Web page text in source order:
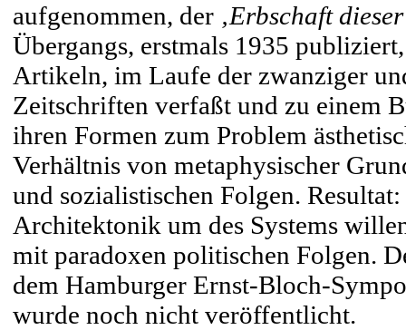
aufgenommen, der ‚Erbschaft
Übergangs, erstmals 1935
Artikeln, im Laufe der zwanziger
Zeitschriften verfaßt und zu einem
ihren Formen zum Problem
Verhältnis von metaphysischer
und sozialistischen Folgen.
Architektonik um des Systems
mit paradoxen politischen Folgen.
dem Hamburger Ernst-Bloch-
wurde noch nicht veröffentlicht.